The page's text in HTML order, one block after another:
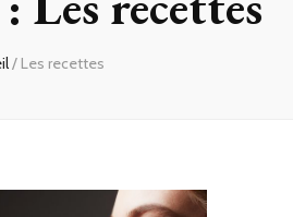
/ Les recettes